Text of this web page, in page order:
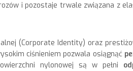
i pozostaje trwale związana z
(Corporate Identity) oraz
ciśnieniem pozwala osiągnąć
nylonowej są w pełni